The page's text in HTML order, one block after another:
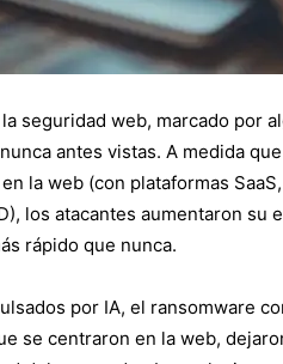
seguridad web, marcado por
antes vistas. A medida
la web (con plataformas
los atacantes aumentaron su
rápido que nunca.
​​por IA, el ransomware
se centraron en la web,